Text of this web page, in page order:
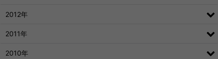
2012年
2011年
2010年